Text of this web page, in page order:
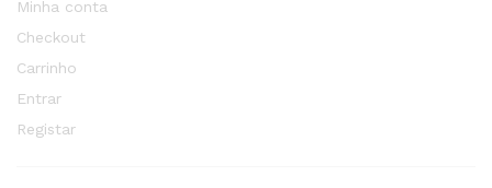
Minha conta
Checkout
Carrinho
Entrar
Registar